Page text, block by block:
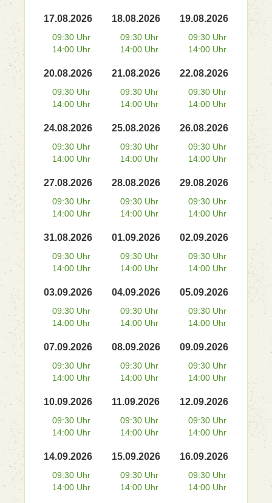
17.08.2026
09:30 Uhr
14:00 Uhr
18.08.2026
09:30 Uhr
14:00 Uhr
19.08.2026
09:30 Uhr
14:00 Uhr
20.08.2026
09:30 Uhr
14:00 Uhr
21.08.2026
09:30 Uhr
14:00 Uhr
22.08.2026
09:30 Uhr
14:00 Uhr
24.08.2026
09:30 Uhr
14:00 Uhr
25.08.2026
09:30 Uhr
14:00 Uhr
26.08.2026
09:30 Uhr
14:00 Uhr
27.08.2026
09:30 Uhr
14:00 Uhr
28.08.2026
09:30 Uhr
14:00 Uhr
29.08.2026
09:30 Uhr
14:00 Uhr
31.08.2026
09:30 Uhr
14:00 Uhr
01.09.2026
09:30 Uhr
14:00 Uhr
02.09.2026
09:30 Uhr
14:00 Uhr
03.09.2026
09:30 Uhr
14:00 Uhr
04.09.2026
09:30 Uhr
14:00 Uhr
05.09.2026
09:30 Uhr
14:00 Uhr
07.09.2026
09:30 Uhr
14:00 Uhr
08.09.2026
09:30 Uhr
14:00 Uhr
09.09.2026
09:30 Uhr
14:00 Uhr
10.09.2026
09:30 Uhr
14:00 Uhr
11.09.2026
09:30 Uhr
14:00 Uhr
12.09.2026
09:30 Uhr
14:00 Uhr
14.09.2026
09:30 Uhr
14:00 Uhr
15.09.2026
09:30 Uhr
14:00 Uhr
16.09.2026
09:30 Uhr
14:00 Uhr